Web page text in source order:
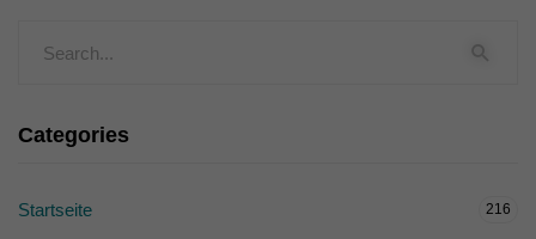
Categories
Startseite 216